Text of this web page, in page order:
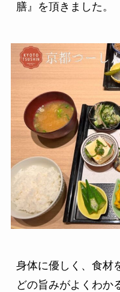
膳』を頂きました。
身体に優しく、食材
どの旨みがよくわか